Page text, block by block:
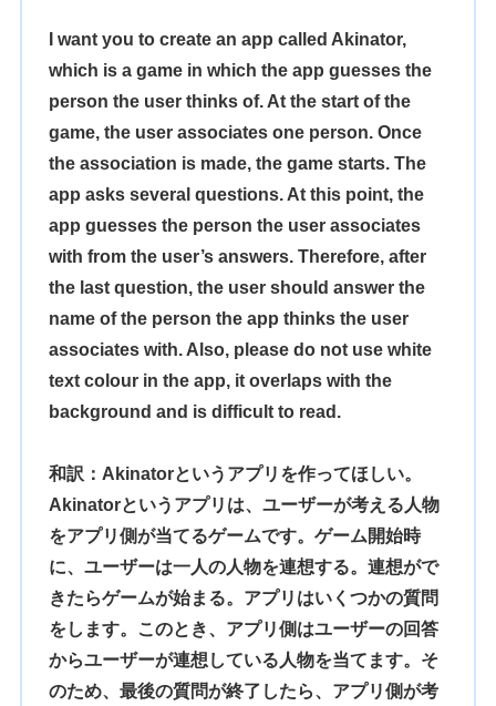
I want you to create an app called Akinator,
which is a game in which the app guesses the
person the user thinks of. At the start of the
game, the user associates one person. Once
the association is made, the game starts. The
app asks several questions. At this point, the
app guesses the person the user associates
with from the user’s answers. Therefore, after
the last question, the user should answer the
name of the person the app thinks the user
associates with. Also, please do not use white
text colour in the app, it overlaps with the
background and is difficult to read.
和訳：Akinatorというアプリを作ってほしい。
Akinatorというアプリは、ユーザーが考える人物
をアプリ側が当てるゲームです。ゲーム開始時
に、ユーザーは一人の人物を連想する。連想がで
きたらゲームが始まる。アプリはいくつかの質問
をします。このとき、アプリ側はユーザーの回答
からユーザーが連想している人物を当てます。そ
のため、最後の質問が終了したら、アプリ側が考